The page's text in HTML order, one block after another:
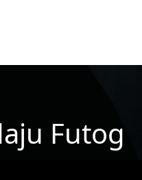
Futog